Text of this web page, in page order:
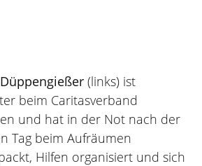
(links) ist
beim Caritasverband
und hat in der Not nach der
Tag beim Aufräumen
Hilfen organisiert und sich